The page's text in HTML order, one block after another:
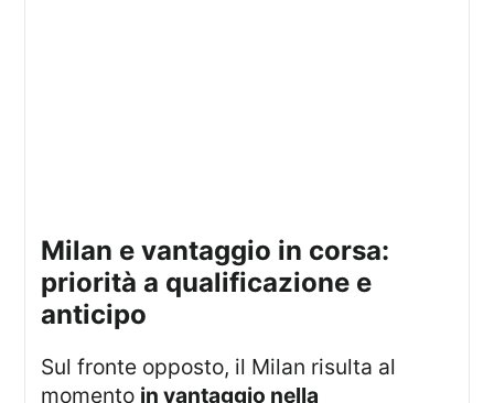
milan e vantaggio in corsa:
priorità a qualificazione e
anticipo
Sul fronte opposto, il Milan risulta al
momento in vantaggio nella